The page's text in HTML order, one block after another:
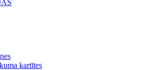
kartītes